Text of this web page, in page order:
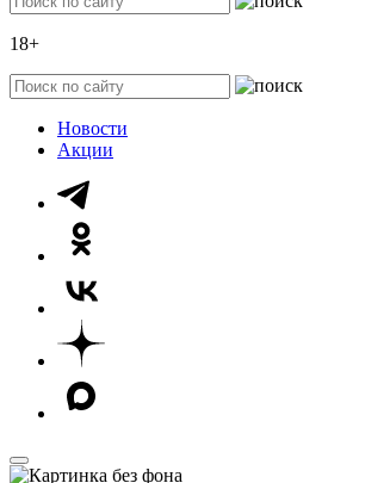
18+
Новости
Акции